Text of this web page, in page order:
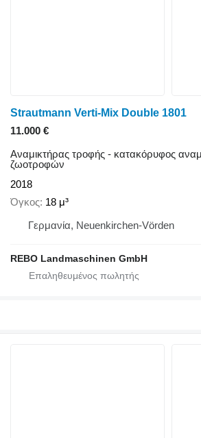
Strautmann Verti-Mix Double 1801
11.000 €
Αναμικτήρας τροφής - κατακόρυφος
ζωοτροφών
2018
Όγκος 18 μ³
Γερμανία, Neuenkirchen-Vörden
REBO Landmaschinen GmbH